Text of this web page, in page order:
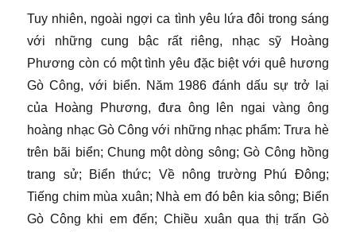
Tuy nhiên, ngoài ngợi ca tình yêu lứa đôi trong sáng
với những cung bậc rất riêng, nhạc sỹ Hoàng
Phương còn có một tình yêu đặc biệt với quê hương
Gò Công, với biển. Năm 1986 đánh dấu sự trở lại
của Hoàng Phương, đưa ông lên ngai vàng ông
hoàng nhạc Gò Công với những nhạc phẩm: Trưa hè
trên bãi biển; Chung một dòng sông; Gò Công hồng
trang sử; Biển thức; Về nông trường Phú Đông;
Tiếng chim mùa xuân; Nhà em đó bên kia sông; Biển
Gò Công khi em đến; Chiều xuân qua thị trấn Gò